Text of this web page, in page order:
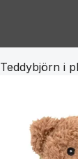
Teddybjörn i